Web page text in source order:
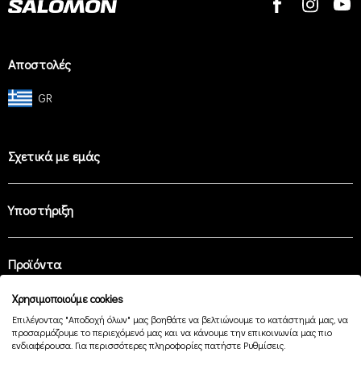
Αποστολές
GR
Σχετικά με εμάς
Υποστήριξη
Προϊόντα
Easy Payment
Χρησιμοποιούμε cookies
Επιλέγοντας "Αποδοχή όλων" μας βοηθάτε να βελτιώνουμε το κατάστημά μας, να
προσαρμόζουμε το περιεχόμενό μας και να κάνουμε την επικοινωνία μας πιο
ενδιαφέρουσα. Για περισσότερες πληροφορίες πατήστε Ρυθμίσεις.